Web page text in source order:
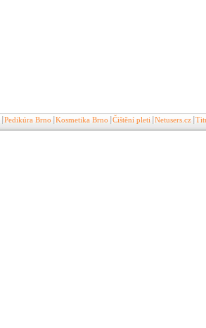
Pedikúra Brno Kosmetika Brno Čištění pleti Netusers.cz